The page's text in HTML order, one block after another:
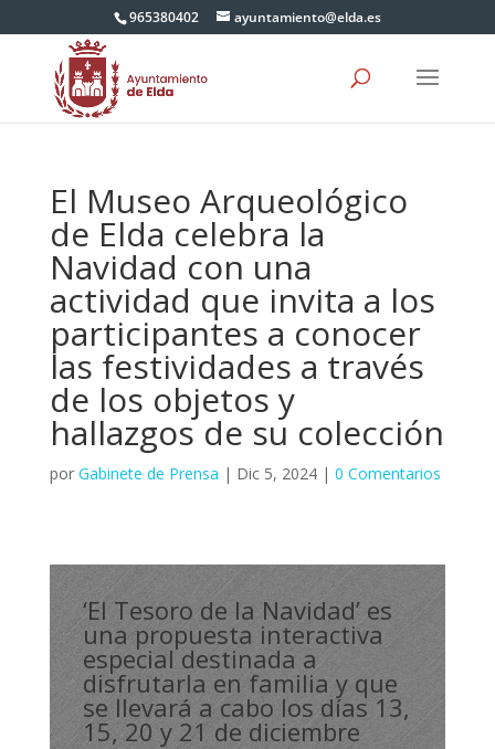
965380402 ayuntamiento@elda.es
El Museo Arqueológico
de Elda celebra la
Navidad con una
actividad que invita a los
participantes a conocer
las festividades a través
de los objetos y
hallazgos de su colección
por Gabinete de Prensa | Dic 5, 2024| 0 Comentarios
‘El Tesoro de la Navidad’ es
una propuesta interactiva
especial destinada a
disfrutarla en familia y que
se llevará a cabo los días 13,
15, 20 y 21 de diciembre